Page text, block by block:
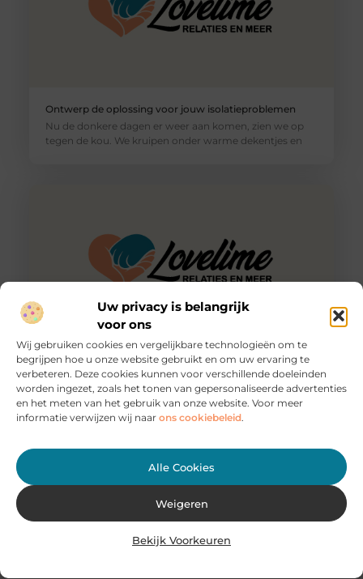
Uw privacy is belangrijk
voor ons
Wij gebruiken cookies en vergelijkbare technologieën om te
begrijpen hoe u onze website gebruikt en om uw ervaring te
verbeteren. Deze cookies kunnen voor verschillende doeleinden
worden ingezet, zoals het tonen van gepersonaliseerde advertenties
en het meten van het gebruik van onze website. Voor meer
informatie verwijzen wij naar ons cookiebeleid.
Alle Cookies
Weigeren
Bekijk Voorkeuren
Ontwerp de oplossing voor jouw isolatieproblemen
Nu de donkere dagen er weer aan komen, zien we op
tegen de kou. We kruipen onder warme dekentjes en
Een wenselijke kappersafspraak
Al weken kijk jij uit naar dit feestje: je outfit hangt al
lange tijd in de kast en de make-up